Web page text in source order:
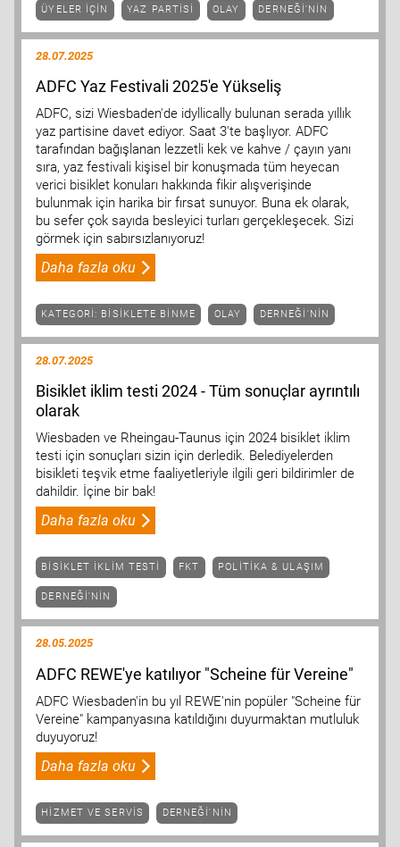
ÜYELER IÇIN YAZ PARTISI OLAY DERNEĞI'NIN
28.07.2025
ADFC Yaz Festivali 2025'e Yükseliş
ADFC, sizi Wiesbaden'de idyllically bulunan serada yıllık
yaz partisine davet ediyor. Saat 3'te başlıyor. ADFC
tarafından bağışlanan lezzetli kek ve kahve / çayın yanı
sıra, yaz festivali kişisel bir konuşmada tüm heyecan
verici bisiklet konuları hakkında fikir alışverişinde
bulunmak için harika bir fırsat sunuyor. Buna ek olarak,
bu sefer çok sayıda besleyici turları gerçekleşecek. Sizi
görmek için sabırsızlanıyoruz!
Daha fazla oku
KATEGORI: BISIKLETE BINME OLAY DERNEĞI'NIN
28.07.2025
Bisiklet iklim testi 2024 - Tüm sonuçlar ayrıntılı
olarak
Wiesbaden ve Rheingau-Taunus için 2024 bisiklet iklim
testi için sonuçları sizin için derledik. Belediyelerden
bisikleti teşvik etme faaliyetleriyle ilgili geri bildirimler de
dahildir. İçine bir bak!
Daha fazla oku
BISIKLET IKLIM TESTI FKT POLITIKA & ULAŞIM
DERNEĞI'NIN
28.05.2025
ADFC REWE'ye katılıyor "Scheine für Vereine"
ADFC Wiesbaden'in bu yıl REWE'nin popüler "Scheine für
Vereine" kampanyasına katıldığını duyurmaktan mutluluk
duyuyoruz!
Daha fazla oku
HIZMET VE SERVIS DERNEĞI'NIN